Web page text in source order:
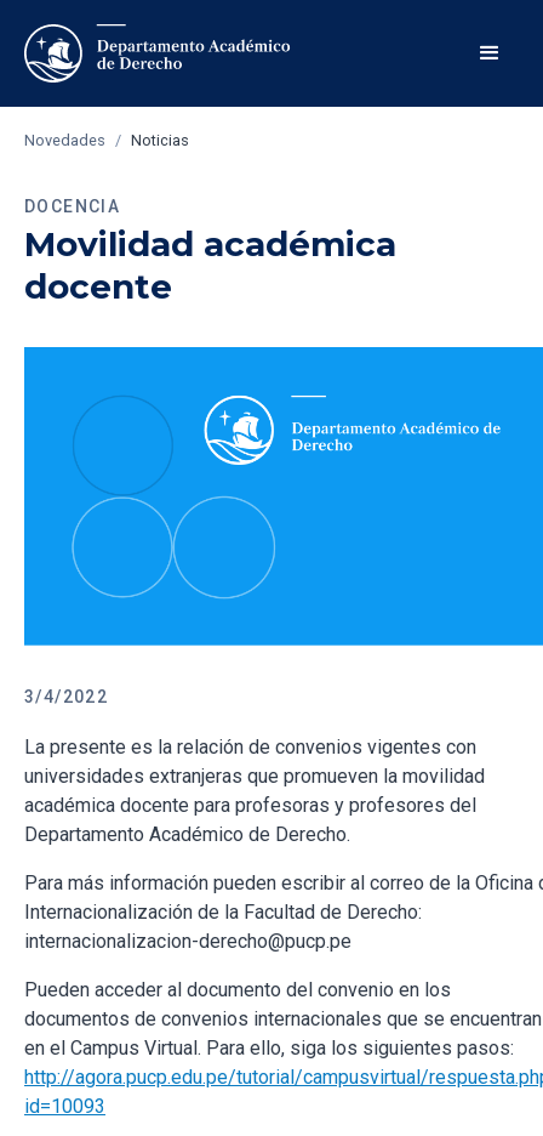
Novedades / Noticias
DOCENCIA
Movilidad académica
docente
3/4/2022
La presente es la relación de convenios vigentes con
universidades extranjeras que promueven la movilidad
académica docente para profesoras y profesores del
Departamento Académico de Derecho.
Para más información pueden escribir al correo de la Oficina
Internacionalización de la Facultad de Derecho:
internacionalizacion-derecho@pucp.pe
Pueden acceder al documento del convenio en los
documentos de convenios internacionales que se encuentran
en el Campus Virtual. Para ello, siga los siguientes pasos:
http://agora.pucp.edu.pe/tutorial/campusvirtual/
id=10093